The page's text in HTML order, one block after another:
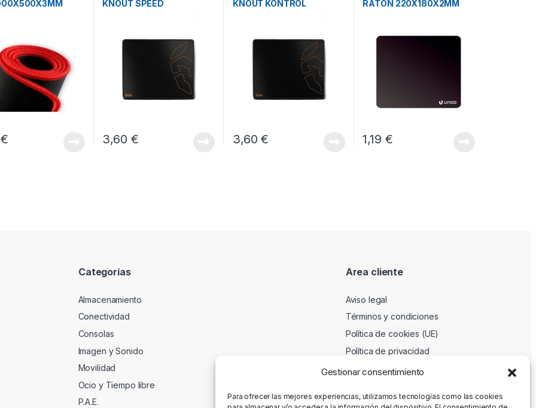
Gestionar consentimiento
Para ofrecer las mejores experiencias, utilizamos tecnologías como las cookies
€
KNOUT SPEED
3,60 €
KNOUT KONTROL
3,60€
RATON 220X180X2MM
1,19 €
Categorías
Almacenamiento
Conectividad
Consolas
Imagen y Sonido
Movilidad
Ocio y Tiempo libre
P.A.E.
Area cliente
Aviso legal
Términos y condiciones
Política de cookies (UE)
Política de privacidad